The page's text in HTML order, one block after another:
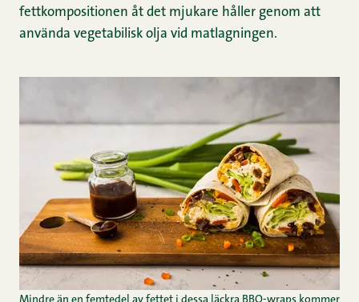
fettkompositionen åt det mjukare håller genom att
använda vegetabilisk olja vid matlagningen.